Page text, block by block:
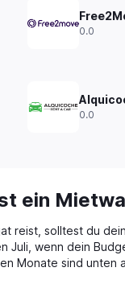
0.0
0.0
ein
reist, solltest du
Juli, wenn dein
Monate sind